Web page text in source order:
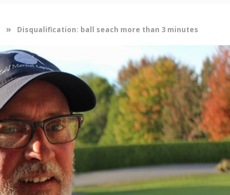
» Disqualification: ball seach more than 3 minutes